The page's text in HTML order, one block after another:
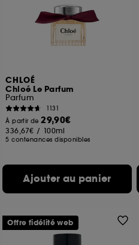
CHLOÉ
Chloé Le Parfum
Parfum
1131
À partir de29,90€
336,67€ / 100ml
5 contenances disponibles
Ajouter au panier
Offre fidélité web